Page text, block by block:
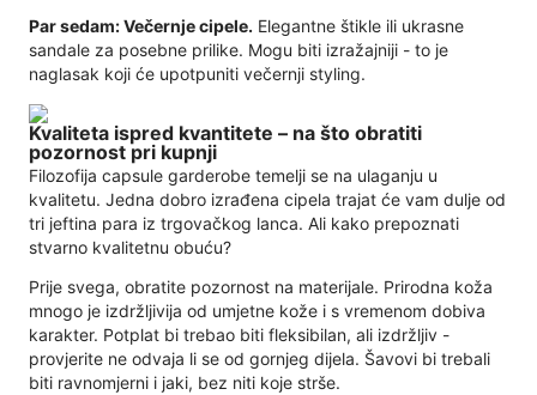
Par sedam: Večernje cipele. Elegantne štikle ili ukrasne
sandale za posebne prilike. Mogu biti izražajniji - to je
naglasak koji će upotpuniti večernji styling.
Kvaliteta ispred kvantitete – na što obratiti
pozornost pri kupnji
Filozofija capsule garderobe temelji se na ulaganju u
kvalitetu. Jedna dobro izrađena cipela trajat će vam dulje od
tri jeftina para iz trgovačkog lanca. Ali kako prepoznati
stvarno kvalitetnu obuću?
Prije svega, obratite pozornost na materijale. Prirodna koža
mnogo je izdržljivija od umjetne kože i s vremenom dobiva
karakter. Potplat bi trebao biti fleksibilan, ali izdržljiv -
provjerite ne odvaja li se od gornjeg dijela. Šavovi bi trebali
biti ravnomjerni i jaki, bez niti koje strše.